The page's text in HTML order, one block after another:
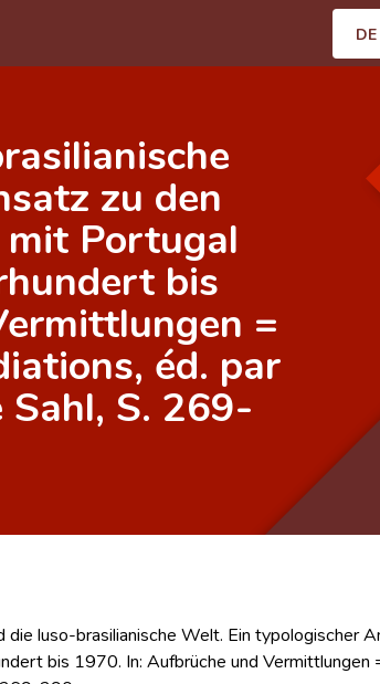
DE
zu den
mit Portugal
bis
=
éd. par
Sahl, S. 269-
die luso-brasilianische Welt. Ein typologischer
bis 1970. In: Aufbrüche und